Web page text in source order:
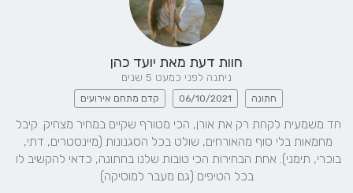
חוות דעת מאת יועד כהן
ניתנה לפני כמעט 5 שנים
חתונה 06/10/2021 קדם מתחם אירועים
בכל הטיפים (גם מעבר למוסיקה)